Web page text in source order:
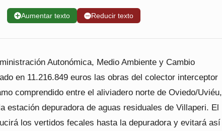
➕Aumentar texto ➖Reducir texto
Autonómica, Medio Ambiente y Cambio
en 11.216.849 euros las obras del colector interceptor
comprendido entre el aliviadero norte de Oviedo/Uviéu,
estación depuradora de aguas residuales de Villaperi. El
los vertidos fecales hasta la depuradora y evitará así